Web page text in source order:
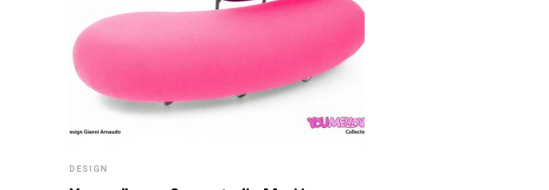
DESIGN